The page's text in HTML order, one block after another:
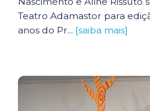
Teatro Adamastor para
anos do Pr... [saiba mais]